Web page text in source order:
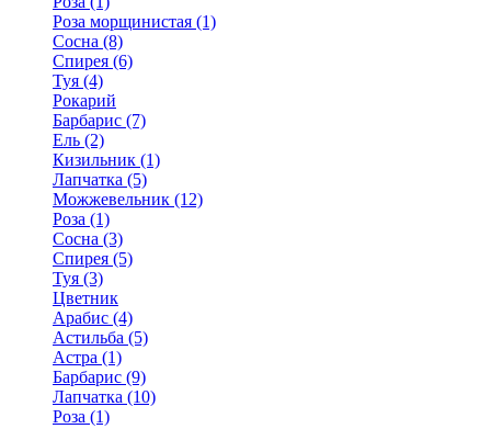
Роза морщинистая (1)
Сосна (8)
Спирея (6)
Туя (4)
Рокарий
Барбарис (7)
Ель (2)
Кизильник (1)
Лапчатка (5)
Можжевельник (12)
Роза (1)
Сосна (3)
Спирея (5)
Туя (3)
Цветник
Арабис (4)
Астильба (5)
Астра (1)
Барбарис (9)
Лапчатка (10)
Роза (1)